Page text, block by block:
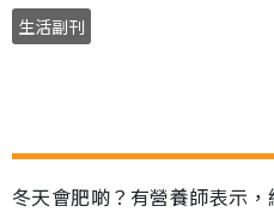
生活副刊
冬天會肥啲？有營養師表示